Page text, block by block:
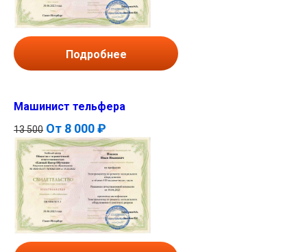
Подробнее
Машинист тельфера
13 500 От 8 000 ₽